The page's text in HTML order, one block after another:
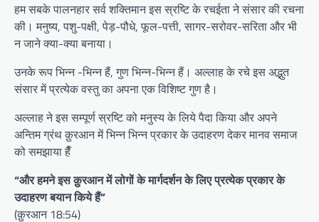
हम सबके पालनहार सर्व शक्तिमान इस स्रष्टि के रचईता ने संसार की रचना
की। मनुष्य, पशु-पक्षी, पेड़-पौधे, फूल-पत्ती, सागर-सरोवर-सरिता और भी
न जाने क्या-क्या बनाया।
उनके रूप भिन्न -भिन्न हैं, गुण भिन्न-भिन्न हैं। अल्लाह के रचे इस अद्भुत
संसार में प्रत्येक वस्तु का अपना एक विशिष्ट गुण है।
अल्लाह ने इस सम्पूर्ण स्रष्टि को मनुस्य के लिये पैदा किया और अपने
अन्तिम ग्रंथ क़ुरआन में भिन्न भिन्न प्रकार के उदाहरण देकर मानव समाज
को समझाया हैँ
“और हमने इस क़ुरआन में लोगों के मार्गदर्शन के लिए प्रत्येक प्रकार के
उदाहरण बयान किये हैं”
(क़ुरआन 18:54)